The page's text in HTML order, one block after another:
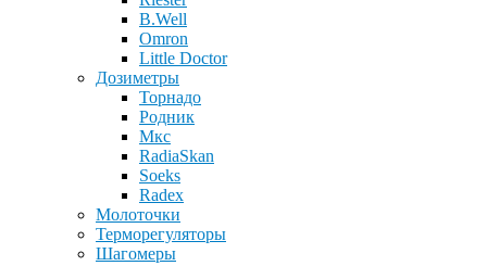
B.Well
Omron
Little Doctor
Дозиметры
Торнадо
Родник
Мкс
RadiaSkan
Soeks
Radex
Молоточки
Терморегуляторы
Шагомеры